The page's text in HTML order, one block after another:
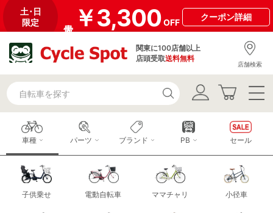
土･日
限定
￥3,300OFF
クーポン詳細
関東に100店舗以上
店頭受取送料無料
店舗検索
車種
子供乗せ 電動自転車 ママチャリ 小径車
パーツ ブランド PB セール